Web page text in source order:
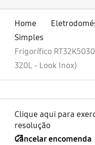
Home
Simples
Frigorífico
320L - Look Inox)
Clique aqui para
resolução
Cancelar encomenda